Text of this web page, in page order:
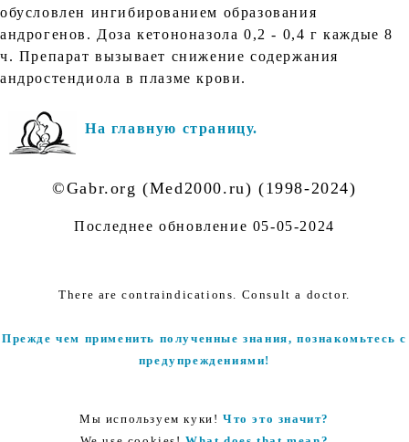
обусловлен ингибированием образования
андрогенов. Доза кетононазола 0,2 - 0,4 г каждые 8
ч. Препарат вызывает снижение содержания
андростендиола в плазме крови.
На главную страницу.
©Gabr.org (Med2000.ru) (1998-2024)
Последнее обновление 05-05-2024
There are contraindications. Consult a doctor.
Прежде чем применить полученные знания, познакомьтесь с
предупреждениями!
Мы используем куки! Что это значит?